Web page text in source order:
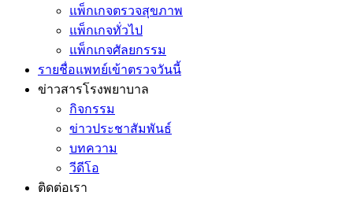
แพ็กเกจตรวจสุขภาพ
แพ็กเกจทั่วไป
แพ็กเกจศัลยกรรม
รายชื่อแพทย์เข้าตรวจวันนี้
ข่าวสารโรงพยาบาล
กิจกรรม
ข่าวประชาสัมพันธ์
บทความ
วีดีโอ
ติดต่อเรา